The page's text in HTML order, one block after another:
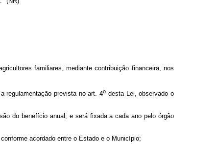
familiares, mediante contribuição financeira, nos
regulamentação prevista no art. 4odesta Lei, observado o
do benefício anual, e será fixada a cada ano pelo órgão
acordado entre o Estado e o Município;